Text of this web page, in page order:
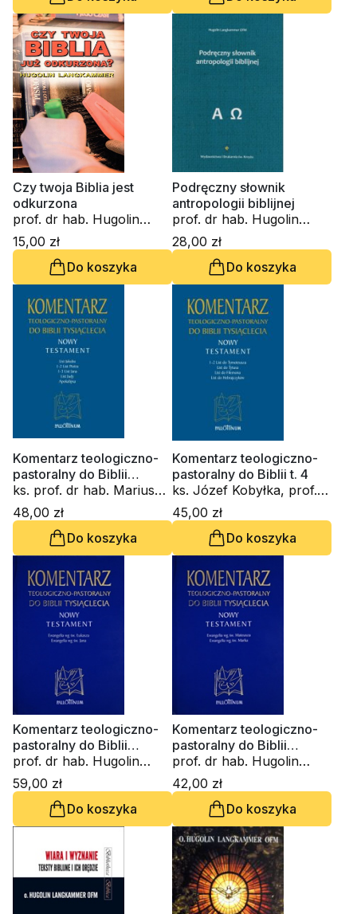
Czy twoja Biblia jest
odkurzona
prof. dr hab. Hugolin
Langkammer
15,00 zł
Do koszyka
Podręczny słownik
antropologii biblijnej
prof. dr hab. Hugolin
Langkammer
28,00 zł
Do koszyka
Komentarz teologiczno-
pastoralny do Biblii
Tysiąclecia t. 5
ks. prof. dr hab. Mariusz
Rosik, ks. Mirosław
Stanisław Wróbel, prof. dr
hab. Hugolin
Langkammer
48,00 zł
Do koszyka
Komentarz teologiczno-
pastoralny do Biblii t. 4
ks. Józef Kobyłka, prof.
dr hab. Hugolin
Langkammer, ks.
Mieczysław Mikołajczak
45,00 zł
Do koszyka
Komentarz teologiczno-
pastoralny do Biblii
Tysiąclecia t. 1,2
prof. dr hab. Hugolin
Langkammer
59,00 zł
Do koszyka
Komentarz teologiczno-
pastoralny do Biblii
Tysiąclecia t. 1,1
prof. dr hab. Hugolin
Langkammer
42,00 zł
Do koszyka